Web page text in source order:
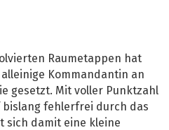
Raumetappen hat
Kommandantin an
gesetzt. Mit voller Punktzahl
fehlerfrei durch das
sich damit eine kleine